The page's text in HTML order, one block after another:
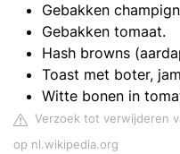
Gebakken
Gebakken tomaat.
Hash browns
Toast met boter,
Witte bonen in
Verzoek tot verwijderen
op nl.wikipedia.org